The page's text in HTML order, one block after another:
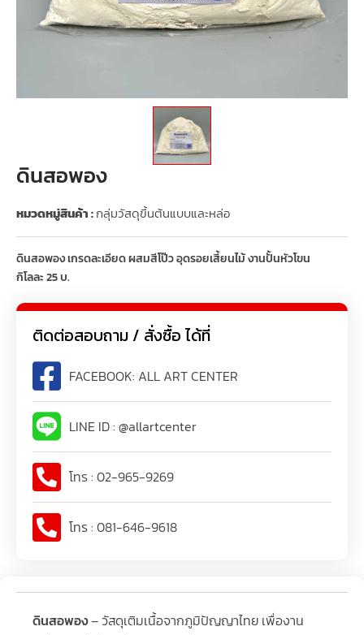
ดินสอพอง
หมวดหมู่สินค้า :กลุ่มวัสดุขึ้นต้นแบบและหล่อ
ดินสอพอง เกรดละเอียด ผสมสีโป๊ว อุดรอยเสี้ยนไม้ งานปั้นหัวโขน
กิโลละ 25 บ.
ติดต่อสอบถาม / สั่งซื้อ ได้ที่
FACEBOOK: ALL ART CENTER
LINE ID : @allartcenter
โทร : 02-965-9269
โทร : 081-646-9618
ดินสอพอง– วัสดุเติมเนื้อจากภูมิปัญญาไทย เพื่องาน